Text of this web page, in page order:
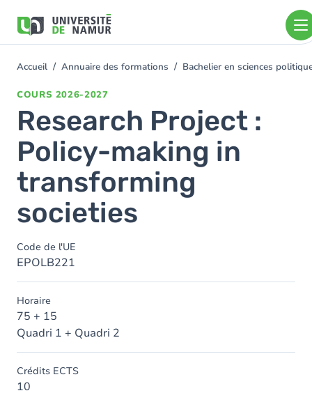
contenu
You
Accueil Annuaire des formations Bachelier en sciences
COURS 2026-2027
Research Project :
Policy-making in
transforming
societies
Code de l'UE
EPOLB221
Horaire
75 + 15
Quadri 1 + Quadri 2
Crédits ECTS
10